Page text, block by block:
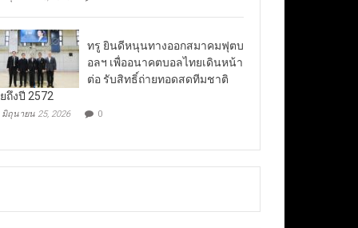
ทรู ยินดีหนุนทางออกสมาคมฟุตบ
อลฯ เพื่ออนาคตบอลไทยเดินหน้า
ต่อ รับสิทธิ์ถ่ายทอดสดทีมชาติ
ถึงปี 2572
มิถุนายน 25, 2026 0